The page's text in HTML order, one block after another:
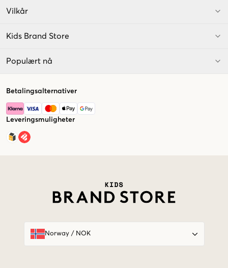
Vilkår
Kids Brand Store
Populært nå
Betalingsalternativer
Leveringsmuligheter
Norway/ NOK